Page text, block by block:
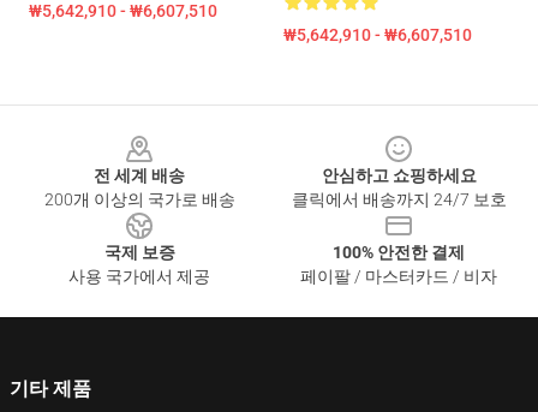
₩5,642,910 - ₩6,607,510
₩5,642,910 - ₩6,607,510
전 세계 배송
200개 이상의 국가로 배송
안심하고 쇼핑하세요
클릭에서 배송까지 24/7 보호
국제 보증
사용 국가에서 제공
100% 안전한 결제
페이팔 / 마스터카드 / 비자
기타 제품